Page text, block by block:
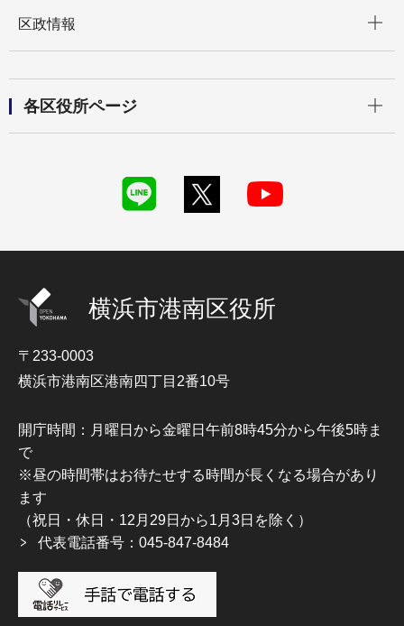
区政情報
各区役所ページ
横浜市港南区役所
〒233-0003
横浜市港南区港南四丁目2番10号
開庁時間：月曜日から金曜日午前8時45分から午後5時ま
で
※昼の時間帯はお待たせする時間が長くなる場合があり
ます
（祝日・休日・12月29日から1月3日を除く）
代表電話番号：045-847-8484